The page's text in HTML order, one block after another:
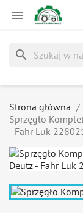

search
Strona główna
Sprzęgło
- Fahr Luk